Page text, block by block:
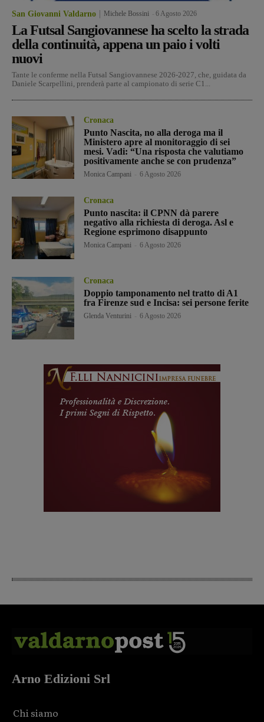
San Giovanni Valdarno Michele Bossini 6 Agosto 2026
La Futsal Sangiovannese ha scelto la strada
della continuità, appena un paio i volti
nuovi
Tante le conferme nella Futsal Sangiovannese 2026-2027, che, guidata da
Daniele Scarpellini, prenderà parte al campionato di serie C1...
Cronaca
Punto Nascita, no alla deroga ma il
Ministero apre al monitoraggio di sei
mesi. Vadi: “Una risposta che valutiamo
positivamente anche se con prudenza”
Monica Campani 6 Agosto 2026
Cronaca
Punto nascita: il CPNN dà parere
negativo alla richiesta di deroga. Asl e
Regione esprimono disappunto
Monica Campani 6 Agosto 2026
Cronaca
Doppio tamponamento nel tratto di A1
fra Firenze sud e Incisa: sei persone ferite
Glenda Venturini 6 Agosto 2026
Arno Edizioni Srl
Chi siamo